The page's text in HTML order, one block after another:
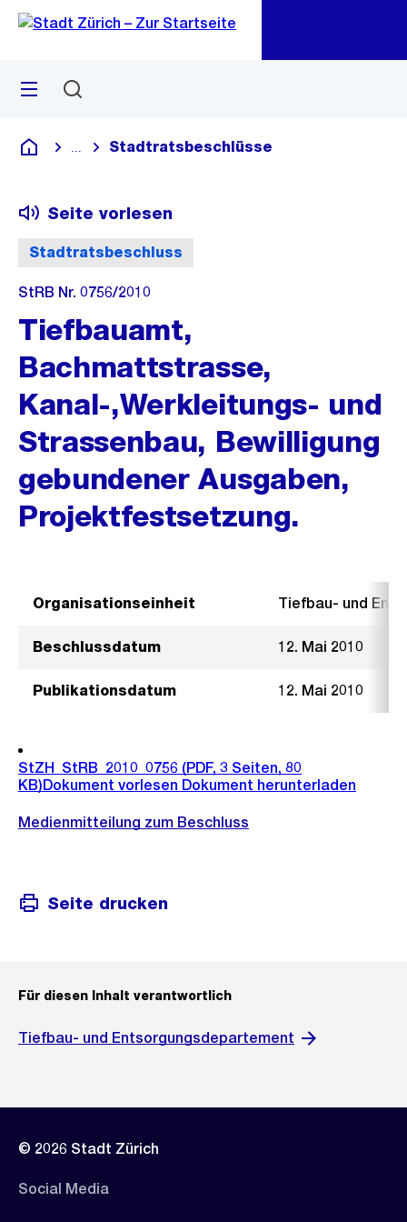
Navigation
Sprunglink
Menü
Deutsch
Blende alle Breadcrumbs ein
Stadtratsbeschlüsse
Stadtratsbeschluss
Seite vorlesen
StRB Nr. 0756/2010
Tiefbauamt,
Bachmattstrasse,
Kanal-,Werkleitungs- und
Strassenbau, Bewilligung
gebundener Ausgaben,
Projektfestsetzung.
Organisationseinheit Tiefbau- und
Beschlussdatum 12. Mai 2010
Publikationsdatum 12. Mai 2010
StZH_StRB_2010_0756 (PDF, 3 Seiten, 80
KB)Dokument vorlesen Dokument herunterladen
Medienmitteilung zum Beschluss
Seite drucken
Für diesen Inhalt verantwortlich
Tiefbau- und Entsorgungsdepartement
© 2026 Stadt Zürich
Social Media